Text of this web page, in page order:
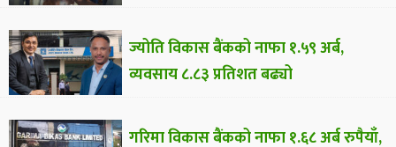
ज्योति विकास बैंकको नाफा १.५९ अर्ब,
व्यवसाय ८.८३ प्रतिशत बढ्यो
गरिमा विकास बैंकको नाफा १.६८ अर्ब रुपैयाँ,